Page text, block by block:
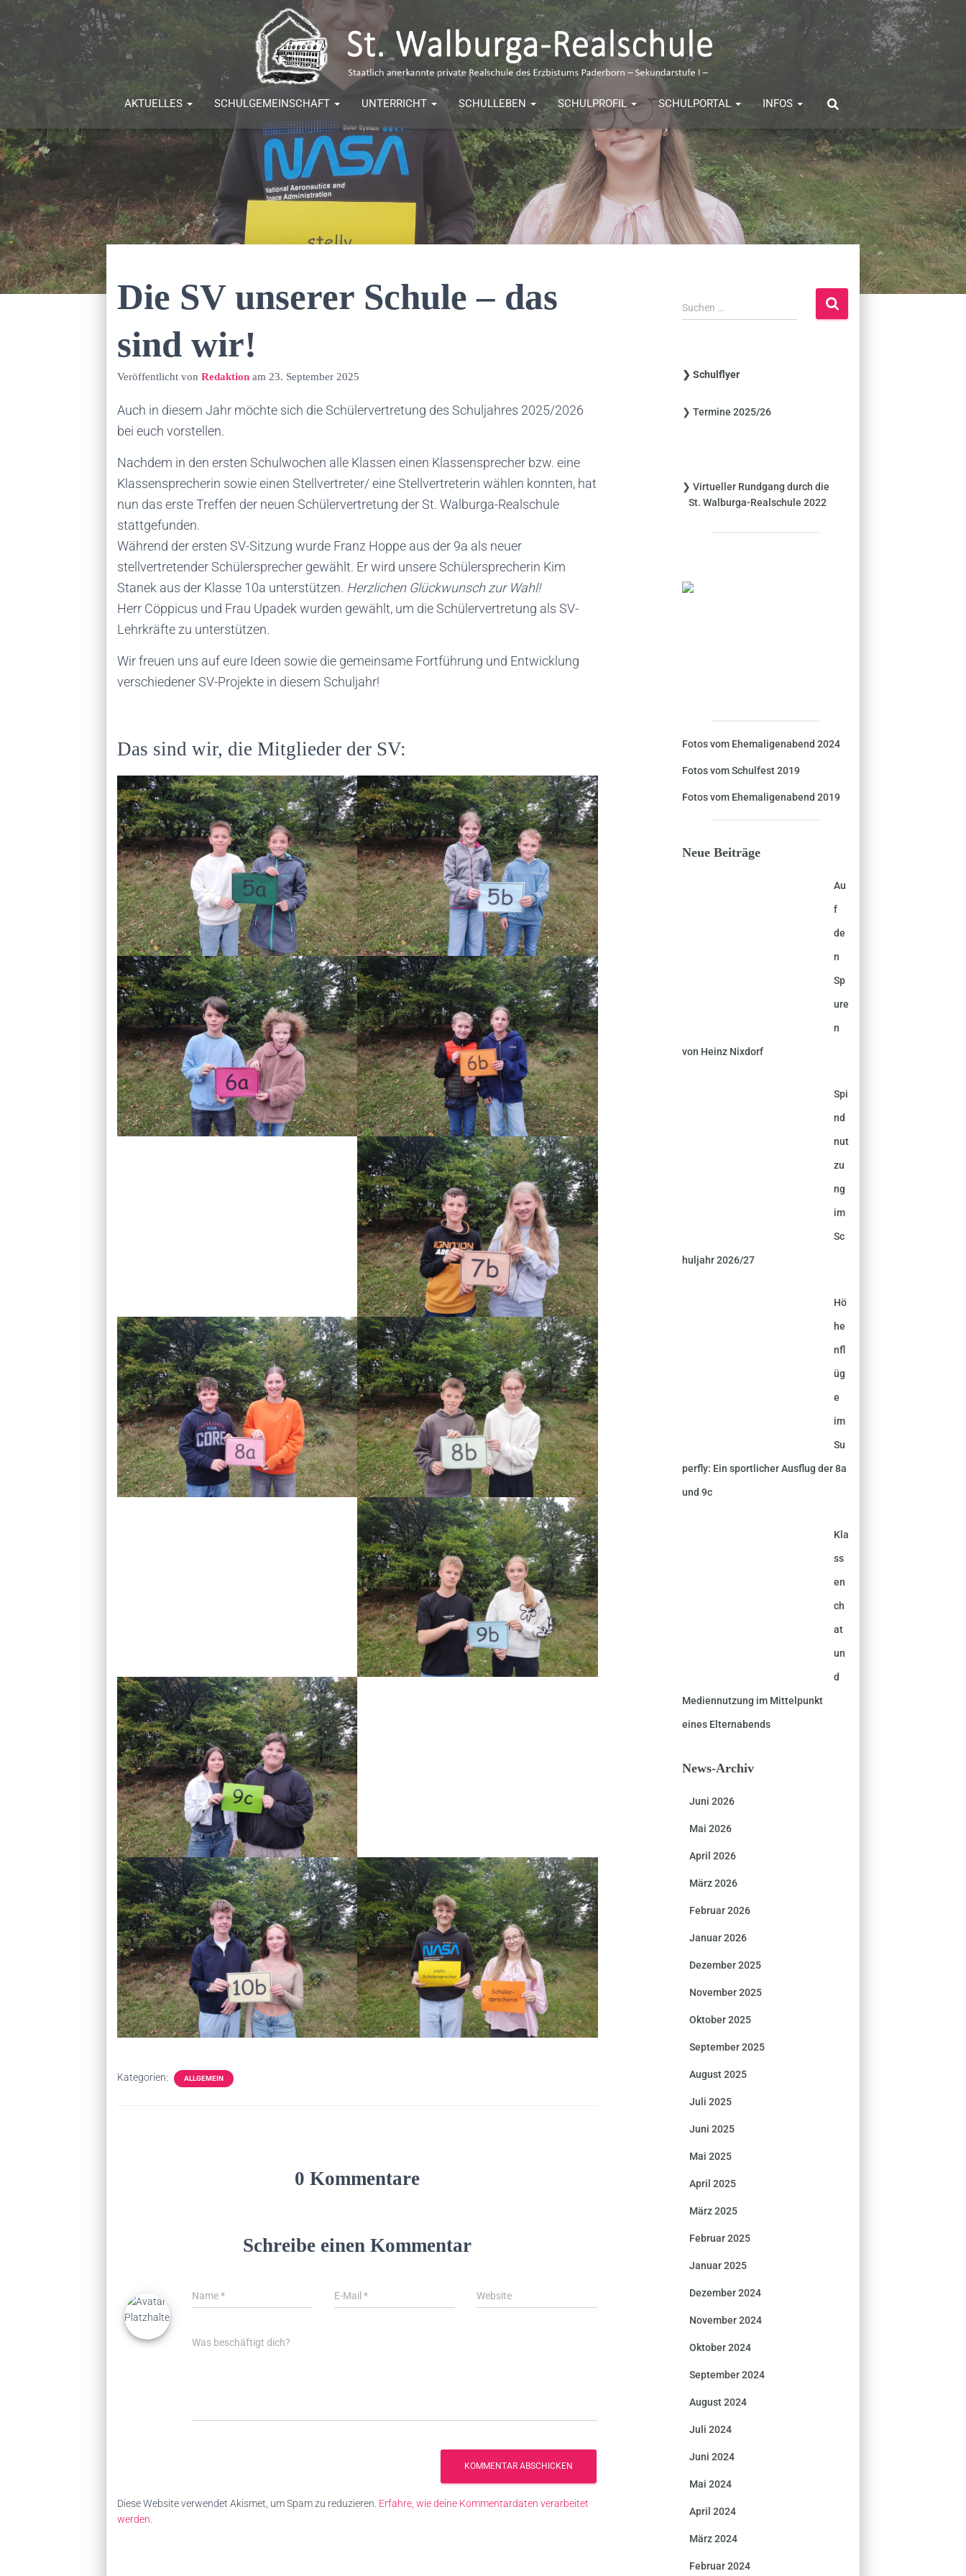
AKTUELLES SCHULGEMEINSCHAFT UNTERRICHT SCHULLEBEN SCHULPROFIL SCHULPORTAL INFOS
Die SV unserer Schule – das
sind wir!
Veröffentlicht von Redaktionam 23. September 2025
Auch in diesem Jahr möchte sich die Schülervertretung des Schuljahres 2025/2026
bei euch vorstellen.
Nachdem in den ersten Schulwochen alle Klassen einen Klassensprecher bzw. eine
Klassensprecherin sowie einen Stellvertreter/ eine Stellvertreterin wählen konnten, hat
nun das erste Treffen der neuen Schülervertretung der St. Walburga-Realschule
stattgefunden.
Während der ersten SV-Sitzung wurde Franz Hoppe aus der 9a als neuer
stellvertretender Schülersprecher gewählt. Er wird unsere Schülersprecherin Kim
Stanek aus der Klasse 10a unterstützen. Herzlichen Glückwunsch zur Wahl!
Herr Cöppicus und Frau Upadek wurden gewählt, um die Schülervertretung als SV-
Lehrkräfte zu unterstützen.
Wir freuen uns auf eure Ideen sowie die gemeinsame Fortführung und Entwicklung
verschiedener SV-Projekte in diesem Schuljahr!
Das sind wir, die Mitglieder der SV:
Kategorien: ALLGEMEIN
0 Kommentare
Schreibe einen Kommentar
Name* E-Mail * Website
Was beschäftigt dich?
Diese Website verwendet Akismet, um Spam zu reduzieren. Erfahre, wie deine Kommentardaten verarbeitet
werden.
S
u
n
a
Suchen …
❯ Schulflyer
❯ Termine 2025/26
❯ Virtueller Rundgang durch die
St. Walburga-Realschule 2022
Fotos vom Ehemaligenabend 2024
Fotos vom Schulfest 2019
Fotos vom Ehemaligenabend 2019
Neue Beiträge
Au
f
de
n
Sp
ure
n
von Heinz Nixdorf
Spi
nd
nut
zu
ng
im
Sc
huljahr 2026/27
Hö
he
nfl
üg
e
im
Su
perfly: Ein sportlicher Ausflug der 8a
und 9c
Kla
ss
en
ch
at
un
d
Mediennutzung im Mittelpunkt
eines Elternabends
News-Archiv
Juni 2026
Mai 2026
April 2026
März 2026
Februar 2026
Januar 2026
Dezember 2025
November 2025
Oktober 2025
September 2025
August 2025
Juli 2025
Juni 2025
Mai 2025
April 2025
März 2025
Februar 2025
Januar 2025
Dezember 2024
November 2024
Oktober 2024
September 2024
August 2024
Juli 2024
Juni 2024
Mai 2024
April 2024
März 2024
Februar 2024